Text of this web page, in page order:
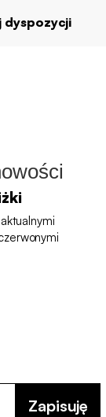
dyspozycji
Zapisuję